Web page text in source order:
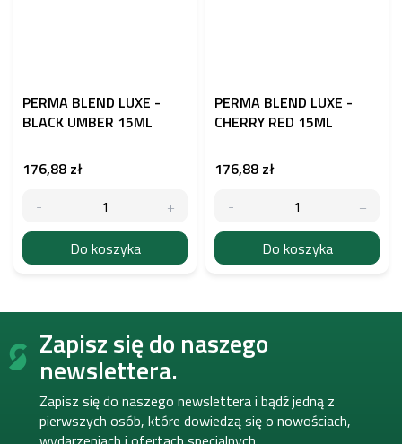
PERMA BLEND LUXE -
BLACK UMBER 15ML
176,88 zł
Do koszyka
PERMA BLEND LUXE -
CHERRY RED 15ML
176,88 zł
Do koszyka
S
Zapisz się do naszego
newslettera.
Zapisz się do naszego newslettera i bądź jedną z
pierwszych osób, które dowiedzą się o nowościach,